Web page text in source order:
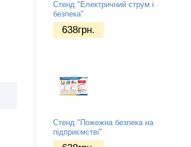
Стенд "Електричний струм і
безпека"
638грн.
Стенд "Пожежна безпека на
підприємстві"